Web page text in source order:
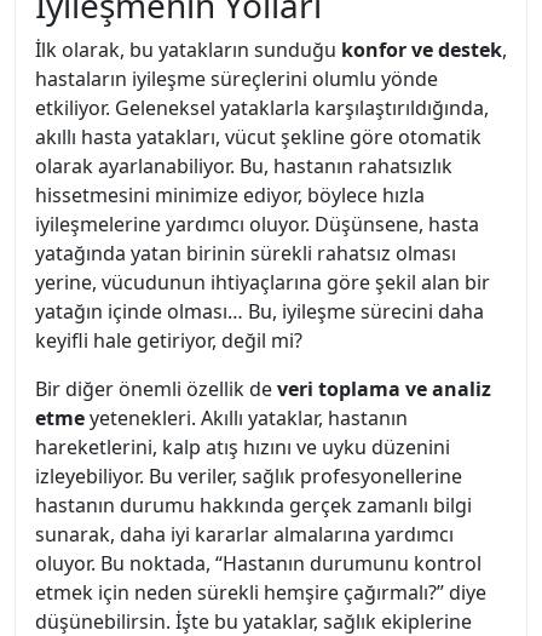
İlk olarak, bu yatakların sunduğu konfor ve destek,
hastaların iyileşme süreçlerini olumlu yönde
etkiliyor. Geleneksel yataklarla karşılaştırıldığında,
akıllı hasta yatakları, vücut şekline göre otomatik
olarak ayarlanabiliyor. Bu, hastanın rahatsızlık
hissetmesini minimize ediyor, böylece hızla
iyileşmelerine yardımcı oluyor. Düşünsene, hasta
yatağında yatan birinin sürekli rahatsız olması
yerine, vücudunun ihtiyaçlarına göre şekil alan bir
yatağın içinde olması… Bu, iyileşme sürecini daha
keyifli hale getiriyor, değil mi?
Bir diğer önemli özellik deveri toplama ve analiz
etmeyetenekleri. Akıllı yataklar, hastanın
hareketlerini, kalp atış hızını ve uyku düzenini
izleyebiliyor. Bu veriler, sağlık profesyonellerine
hastanın durumu hakkında gerçek zamanlı bilgi
sunarak, daha iyi kararlar almalarına yardımcı
oluyor. Bu noktada, “Hastanın durumunu kontrol
etmek için neden sürekli hemşire çağırmalı?” diye
düşünebilirsin. İşte bu yataklar, sağlık ekiplerine